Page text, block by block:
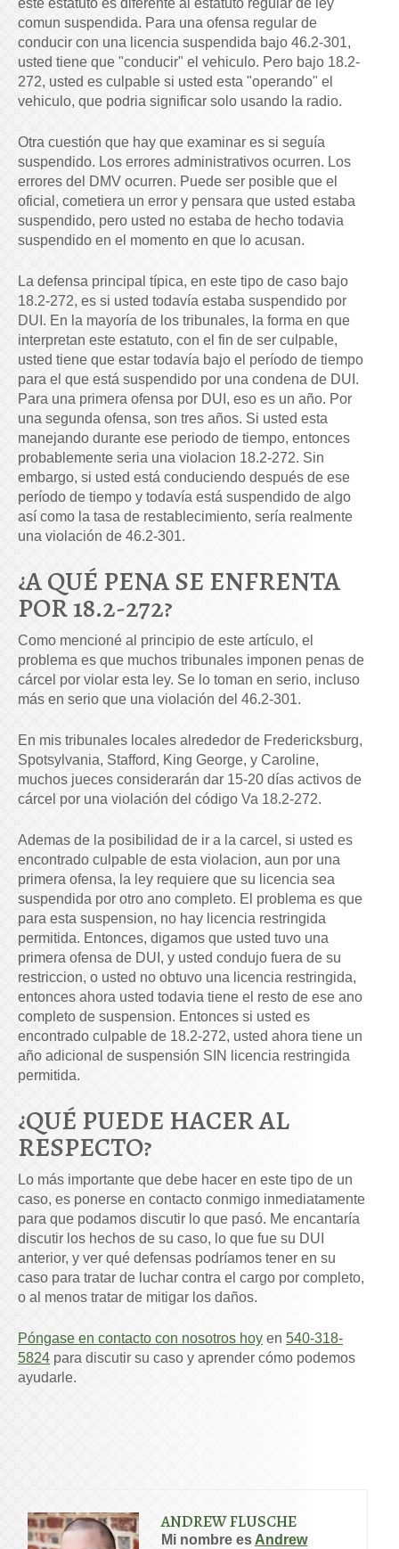
este estatuto es diferente al estatuto regular de ley
comun suspendida. Para una ofensa regular de
conducir con una licencia suspendida bajo 46.2-301,
usted tiene que "conducir" el vehiculo. Pero bajo 18.2-
272, usted es culpable si usted esta "operando" el
vehiculo, que podria significar solo usando la radio.
Otra cuestión que hay que examinar es si seguía
suspendido. Los errores administrativos ocurren. Los
errores del DMV ocurren. Puede ser posible que el
oficial, cometiera un error y pensara que usted estaba
suspendido, pero usted no estaba de hecho todavia
suspendido en el momento en que lo acusan.
La defensa principal típica, en este tipo de caso bajo
18.2-272, es si usted todavía estaba suspendido por
DUI. En la mayoría de los tribunales, la forma en que
interpretan este estatuto, con el fin de ser culpable,
usted tiene que estar todavía bajo el período de tiempo
para el que está suspendido por una condena de DUI.
Para una primera ofensa por DUI, eso es un año. Por
una segunda ofensa, son tres años. Si usted esta
manejando durante ese periodo de tiempo, entonces
probablemente seria una violacion 18.2-272. Sin
embargo, si usted está conduciendo después de ese
período de tiempo y todavía está suspendido de algo
así como la tasa de restablecimiento, sería realmente
una violación de 46.2-301.
¿A QUÉ PENA SE ENFRENTA
POR 18.2-272?
Como mencioné al principio de este artículo, el
problema es que muchos tribunales imponen penas de
cárcel por violar esta ley. Se lo toman en serio, incluso
más en serio que una violación del 46.2-301.
En mis tribunales locales alrededor de Fredericksburg,
Spotsylvania, Stafford, King George, y Caroline,
muchos jueces considerarán dar 15-20 días activos de
cárcel por una violación del código Va 18.2-272.
Ademas de la posibilidad de ir a la carcel, si usted es
encontrado culpable de esta violacion, aun por una
primera ofensa, la ley requiere que su licencia sea
suspendida por otro ano completo. El problema es que
para esta suspension, no hay licencia restringida
permitida. Entonces, digamos que usted tuvo una
primera ofensa de DUI, y usted condujo fuera de su
restriccion, o usted no obtuvo una licencia restringida,
entonces ahora usted todavia tiene el resto de ese ano
completo de suspension. Entonces si usted es
encontrado culpable de 18.2-272, usted ahora tiene un
año adicional de suspensión SIN licencia restringida
permitida.
¿QUÉ PUEDE HACER AL
RESPECTO?
Lo más importante que debe hacer en este tipo de un
caso, es ponerse en contacto conmigo inmediatamente
para que podamos discutir lo que pasó. Me encantaría
discutir los hechos de su caso, lo que fue su DUI
anterior, y ver qué defensas podríamos tener en su
caso para tratar de luchar contra el cargo por completo,
o al menos tratar de mitigar los daños.
Póngase en contacto con nosotros hoy en 540-318-
5824 para discutir su caso y aprender cómo podemos
ayudarle.
ANDREW FLUSCHE
Mi nombre es Andrew